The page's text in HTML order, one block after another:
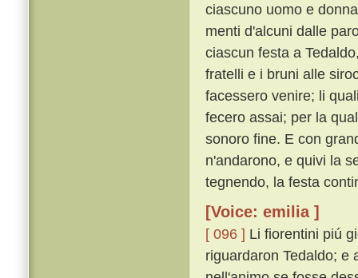
ciascuno uomo e
menti d'alcuni dalle
ciascun festa a
fratelli e i bruni alle
facessero venire; li
fecero assai; per la
sonoro fine. E con
n'andarono, e quivi la
tegnendo, la festa
[Voice: emilia ]
[ 096 ] Li fiorentini piú
riguardaron Tedaldo; e